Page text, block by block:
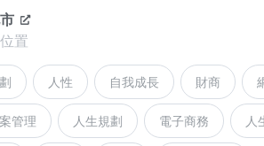
置
人性 自我成長 財商
管理 人生規劃 電子商務 人